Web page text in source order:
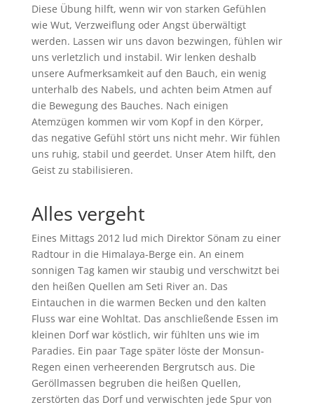
Diese Übung hilft, wenn wir von starken Gefühlen
wie Wut, Verzweiflung oder Angst überwältigt
werden. Lassen wir uns davon bezwingen, fühlen wir
uns verletzlich und instabil. Wir lenken deshalb
unsere Aufmerksamkeit auf den Bauch, ein wenig
unterhalb des Nabels, und achten beim Atmen auf
die Bewegung des Bauches. Nach einigen
Atemzügen kommen wir vom Kopf in den Körper,
das negative Gefühl stört uns nicht mehr. Wir fühlen
uns ruhig, stabil und geerdet. Unser Atem hilft, den
Geist zu stabilisieren.
Alles vergeht
Eines Mittags 2012 lud mich Direktor Sönam zu einer
Radtour in die Himalaya-Berge ein. An einem
sonnigen Tag kamen wir staubig und verschwitzt bei
den heißen Quellen am Seti River an. Das
Eintauchen in die warmen Becken und den kalten
Fluss war eine Wohltat. Das anschließende Essen im
kleinen Dorf war köstlich, wir fühlten uns wie im
Paradies. Ein paar Tage später löste der Monsun-
Regen einen verheerenden Bergrutsch aus. Die
Geröllmassen begruben die heißen Quellen,
zerstörten das Dorf und verwischten jede Spur von